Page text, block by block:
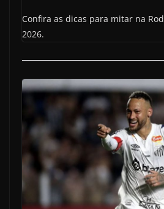
Confira as dicas para mitar na
2026.